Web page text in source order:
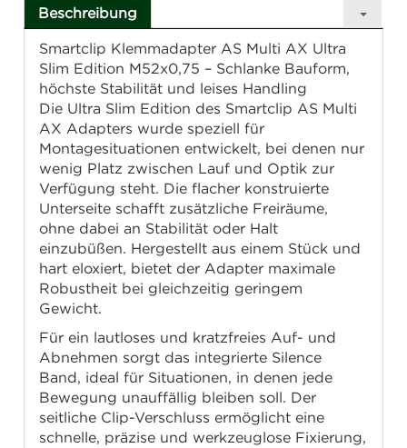
Beschreibung
Smartclip Klemmadapter AS Multi AX Ultra
Slim Edition M52x0,75 – Schlanke Bauform,
höchste Stabilität und leises Handling
Die Ultra Slim Edition des Smartclip AS Multi
AX Adapters wurde speziell für
Montagesituationen entwickelt, bei denen nur
wenig Platz zwischen Lauf und Optik zur
Verfügung steht. Die flacher konstruierte
Unterseite schafft zusätzliche Freiräume,
ohne dabei an Stabilität oder Halt
einzubüßen. Hergestellt aus einem Stück und
hart eloxiert, bietet der Adapter maximale
Robustheit bei gleichzeitig geringem
Gewicht.
Für ein lautloses und kratzfreies Auf- und
Abnehmen sorgt das integrierte Silence
Band, ideal für Situationen, in denen jede
Bewegung unauffällig bleiben soll. Der
seitliche Clip-Verschluss ermöglicht eine
schnelle, präzise und werkzeuglose Fixierung,